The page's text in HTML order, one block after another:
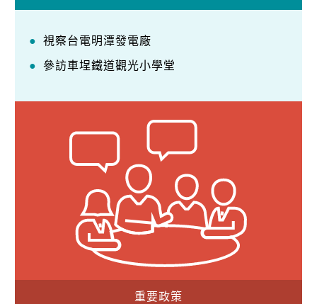
視察台電明潭發電廠
參訪車埕鐵道觀光小學堂
重要政策